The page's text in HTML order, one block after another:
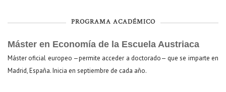
PROGRAMA ACADÉMICO
Máster en Economía de la Escuela Austriaca
Máster oficial europeo —permite acceder a doctorado— que se imparte en
Madrid, España. Inicia en septiembre de cada año.